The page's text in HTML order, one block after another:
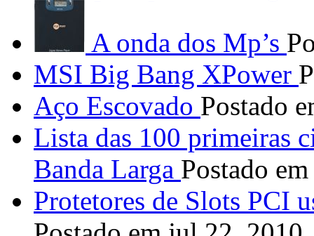
A onda dos Mp’s
MSI Big Bang XPower
Aço Escovado Postado
Lista das 100 primeiras
Banda Larga Postado
Protetores de Slots PCI